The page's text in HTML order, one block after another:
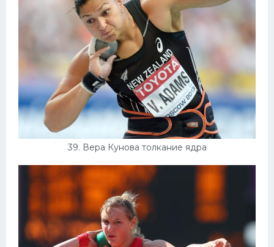
39. Вера Кунова толкание ядра